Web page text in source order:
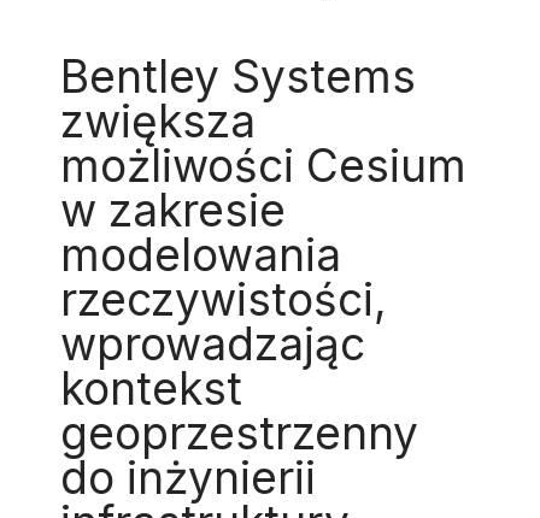
Bentley Systems
zwiększa
możliwości Cesium
w zakresie
modelowania
rzeczywistości,
wprowadzając
kontekst
geoprzestrzenny
do inżynierii